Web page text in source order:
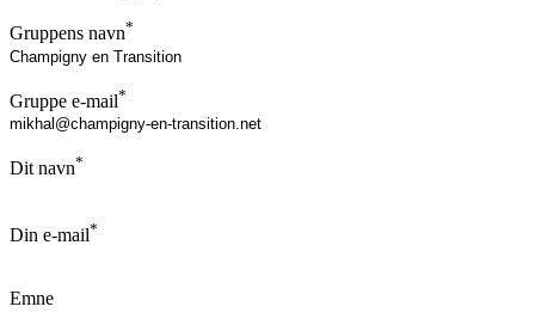
Gruppens navn*
Gruppe e-mail*
Dit navn*
Din e-mail*
Emne